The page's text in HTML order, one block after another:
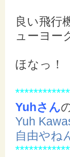
良い飛行
ューヨー
ほなっ！
Yuhさん
Yuh
自由やね